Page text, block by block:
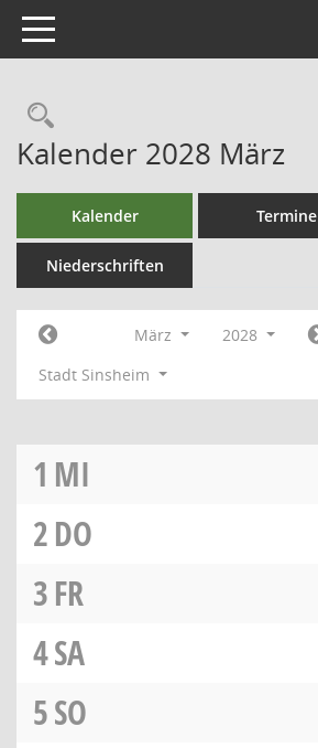
Toggle navigation
Kalender 2028 März
Kalender Termine
Niederschriften
März 2028
Stadt Sinsheim
1 MI
2DO
3FR
4SA
5SO